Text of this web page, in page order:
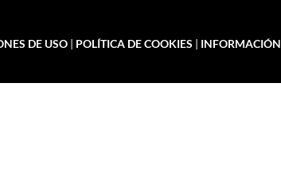
DE USO | POLÍTICA DE COOKIES |